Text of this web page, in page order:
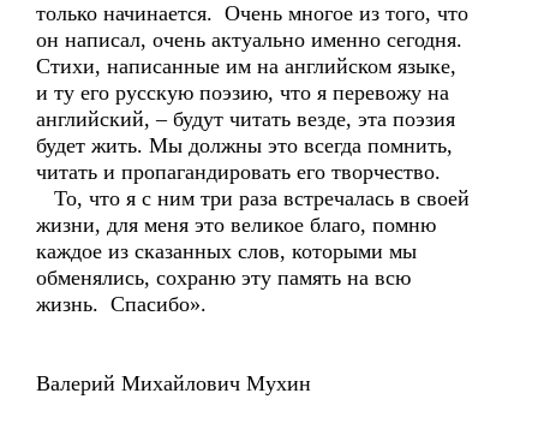
только начинается. Очень многое из того, что
он написал, очень актуально именно сегодня.
Стихи, написанные им на английском языке,
и ту его русскую поэзию, что я перевожу на
английский, – будут читать везде, эта поэзия
будет жить. Мы должны это всегда помнить,
читать и пропагандировать его творчество.
То, что я с ним три раза встречалась в своей
жизни, для меня это великое благо, помню
каждое из сказанных слов, которыми мы
обменялись, сохраню эту память на всю
жизнь. Спасибо».
Валерий Михайлович Мухин